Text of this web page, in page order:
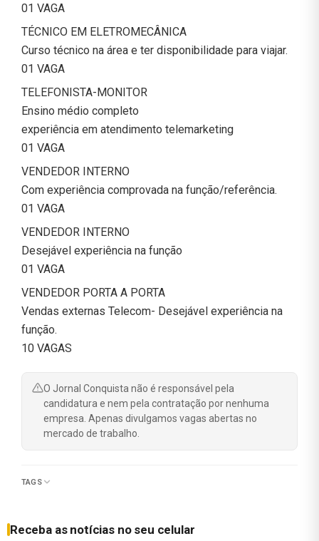
01 VAGA
TÉCNICO EM ELETROMECÂNICA
Curso técnico na área e ter disponibilidade para viajar.
01 VAGA
TELEFONISTA-MONITOR
Ensino médio completo
experiência em atendimento telemarketing
01 VAGA
VENDEDOR INTERNO
Com experiência comprovada na função/referência.
01 VAGA
VENDEDOR INTERNO
Desejável experiência na função
01 VAGA
VENDEDOR PORTA A PORTA
Vendas externas Telecom- Desejável experiência na
função.
10 VAGAS
O Jornal Conquista não é responsável pela
candidatura e nem pela contratação por nenhuma
empresa. Apenas divulgamos vagas abertas no
mercado de trabalho.
TAGS
Receba as notícias no seu celular